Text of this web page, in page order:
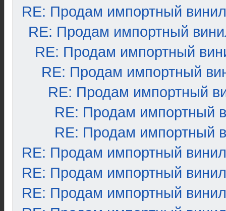
RE: Продам импортный винил
RE: Продам импортный
RE: Продам импортный
RE: Продам импортный
RE: Продам импортный
RE: Продам импортный
RE: Продам импортный
RE: Продам импортный винил
RE: Продам импортный винил
RE: Продам импортный винил